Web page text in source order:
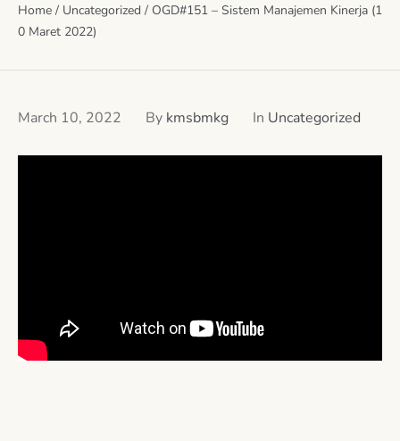
Home / Uncategorized / OGD#151 – Sistem Manajemen Kinerja (1
0 Maret 2022)
March 10, 2022 By kmsbmkg In Uncategorized